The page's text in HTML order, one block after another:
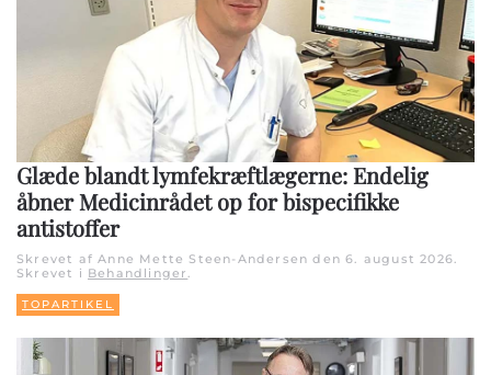
Glæde blandt lymfekræftlægerne: Endelig
åbner Medicinrådet op for bispecifikke
antistoffer
Skrevet af Anne Mette Steen-Andersen den6. august 2026
Skrevet i Behandlinger
TOPARTIKEL